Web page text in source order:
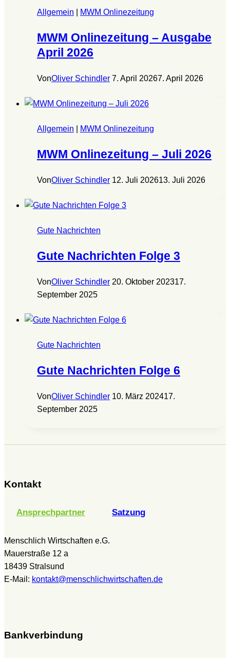
Allgemein MWM Onlinezeitung
MWM Onlinezeitung – Ausgabe
April 2026
VonOliver Schindler 7. April 20267. April 2026
Allgemein MWM Onlinezeitung
MWM Onlinezeitung – Juli 2026
VonOliver Schindler 12. Juli 202613. Juli 2026
Gute Nachrichten
Gute Nachrichten Folge 3
VonOliver Schindler 20. Oktober 202317.
September 2025
Gute Nachrichten
Gute Nachrichten Folge 6
VonOliver Schindler 10. März 202417.
September 2025
Kontakt
Ansprechpartner Satzung
Menschlich Wirtschaften e.G.
Mauerstraße 12 a
18439 Stralsund
E-Mail: kontakt@menschlichwirtschaften.de
Bankverbindung